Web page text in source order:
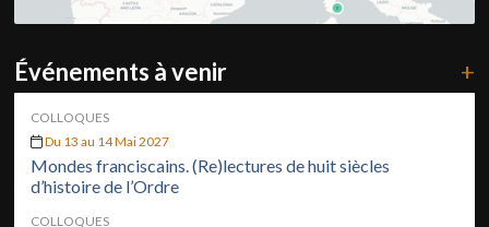
Événements à venir +
COLLOQUES
Du 13 au 14 Mai 2027
Mondes franciscains. (Re)lectures de huit siècles
d’histoire de l’Ordre
COLLOQUES